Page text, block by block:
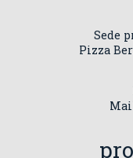
Sede
Pizza